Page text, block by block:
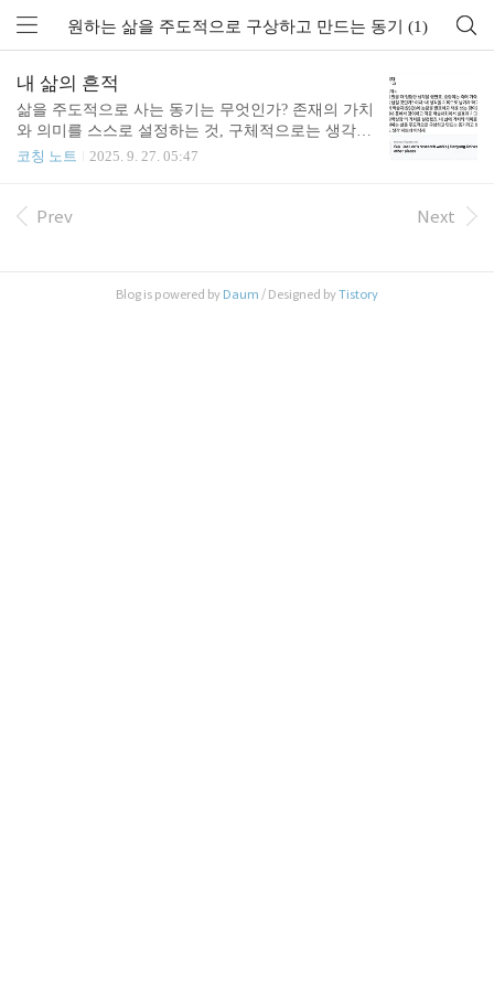
원하는 삶을 주도적으로 구상하고 만드는 동기 (1)
내 삶의 흔적
삶을 주도적으로 사는 동기는 무엇인가? 존재의 가치
와 의미를 스스로 설정하는 것, 구체적으로는 생각을
기록으로 남기고 생각나눔과 교학상장의 가치를 실
파트너 이석재
코칭 노트 2025. 9. 27. 05:47
Prev Next
Blog is powered by Daum / Designed byTistory